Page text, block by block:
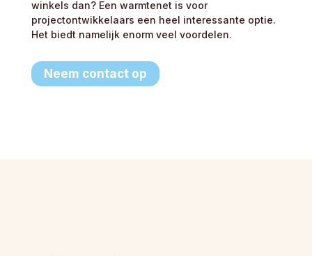
winkels dan? Een warmtenet is voor
projectontwikkelaars een heel interessante optie.
Het biedt namelijk enorm veel voordelen.
Neem contact op